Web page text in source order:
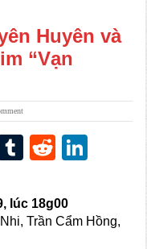
Huyên và
“Vạn
Pinterest
TumblrReddit
lúc 18g00
Trần Cẩm Hồng,